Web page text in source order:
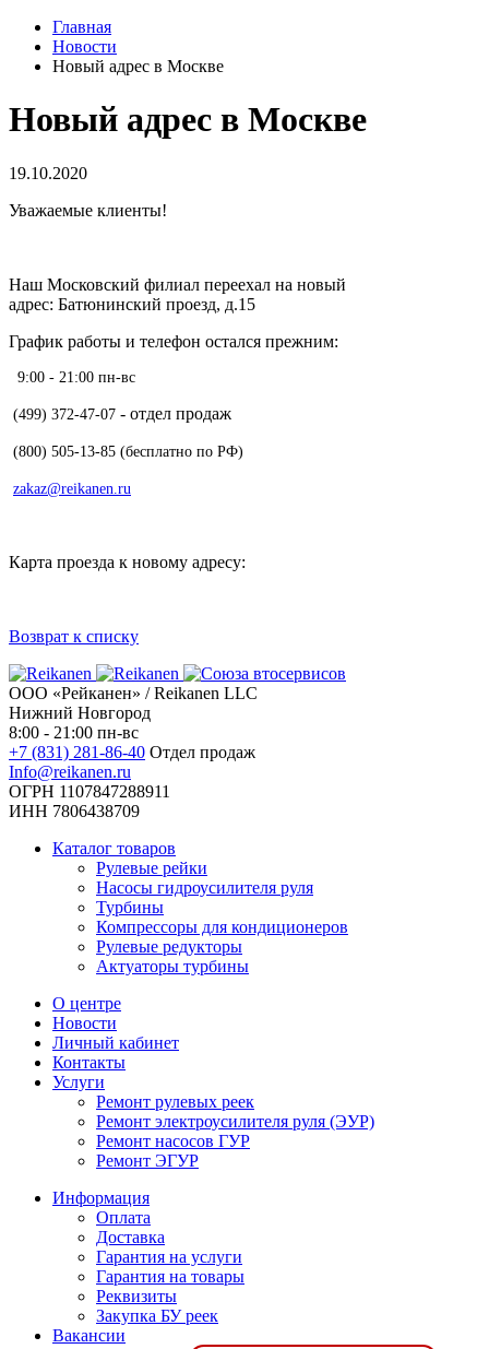
Главная
Новости
Новый адрес в Москве
Новый адрес в Москве
19.10.2020
Уважаемые клиенты!
Наш Московский филиал переехал на новый
адрес: Батюнинский проезд, д.15
График работы и телефон остался прежним:
9:00 - 21:00 пн-вс
(499) 372-47-07 - отдел продаж
(800) 505-13-85 (бесплатно по РФ)
zakaz@reikanen.ru
Карта проезда к новому адресу:
Возврат к списку
ООО «Рейканен» / Reikanen LLC
Нижний Новгород
8:00 - 21:00 пн-вс
+7 (831) 281-86-40 Отдел продаж
Info@reikanen.ru
ОГРН 1107847288911
ИНН 7806438709
Каталог товаров
Рулевые рейки
Насосы гидроусилителя руля
Турбины
Компрессоры для кондиционеров
Рулевые редукторы
Актуаторы турбины
О центре
Новости
Личный кабинет
Контакты
Услуги
Ремонт рулевых реек
Ремонт электроусилителя руля (ЭУР)
Ремонт насосов ГУР
Ремонт ЭГУР
Информация
Оплата
Доставка
Гарантия на услуги
Гарантия на товары
Реквизиты
Закупка БУ реек
Вакансии